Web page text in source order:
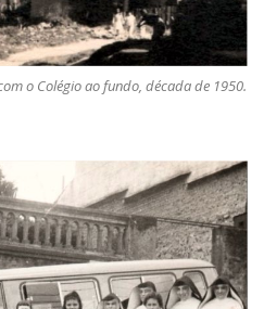
o Colégio ao fundo, década de 1950.